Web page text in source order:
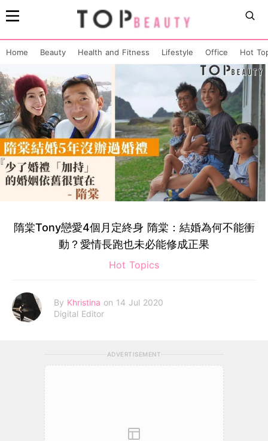
Home Beauty Health and Fitness Lifestyle Office Hot
隋棠Tony戀愛4個月定終身 隋棠：結婚為何不能衝
動？愛情長跑也未必能修成正果
Hot Topics
By Khristina on 14 Jul 2020
Digital Editor
ADVERTISEMENT